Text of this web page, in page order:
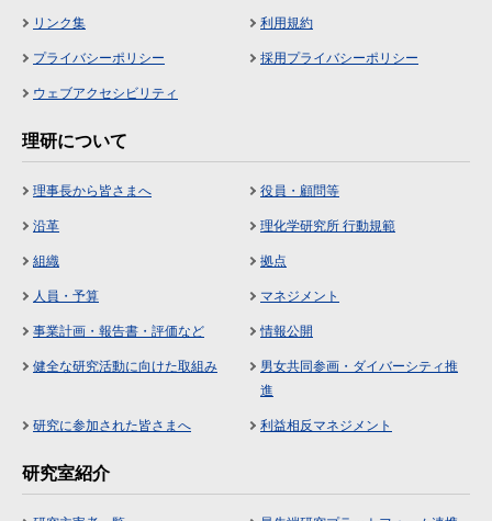
リンク集 利用規約
プライバシーポリシー 採用プライバシーポリシー
ウェブアクセシビリティ
理研について
理事長から皆さまへ 役員・顧問等
沿革 理化学研究所 行動規範
組織 拠点
人員・予算 マネジメント
事業計画・報告書・評価など 情報公開
健全な研究活動に向けた取組み
男女共同参画・ダイバーシティ推
進
研究に参加された皆さまへ 利益相反マネジメント
研究室紹介